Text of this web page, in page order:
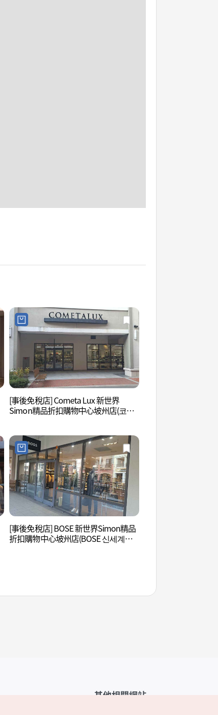
[事後免稅店] Cometa Lux 新世界
Simon精品折扣購物中心坡州店(코메
[事後免稅店] BOSE 新世界Simon精品
折扣購物中心坡州店(BOSE 신세계사
其他相關網站